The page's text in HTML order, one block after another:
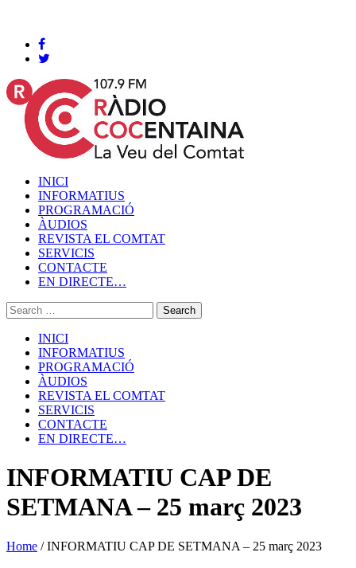
INICI
INFORMATIUS
PROGRAMACIÓ
ÀUDIOS
REVISTA EL COMTAT
SERVICIS
CONTACTE
EN DIRECTE…
INICI
INFORMATIUS
PROGRAMACIÓ
ÀUDIOS
REVISTA EL COMTAT
SERVICIS
CONTACTE
EN DIRECTE…
INFORMATIU CAP DE
SETMANA – 25 març 2023
Home /INFORMATIU CAP DE SETMANA – 25 març 2023